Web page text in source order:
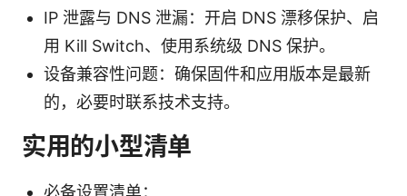
IP 泄露与 DNS 泄漏：开启 DNS 漂移保护、启
用 Kill Switch、使用系统级 DNS 保护。
设备兼容性问题：确保固件和应用版本是最新
的，必要时联系技术支持。
实用的小型清单
必备设置清单：